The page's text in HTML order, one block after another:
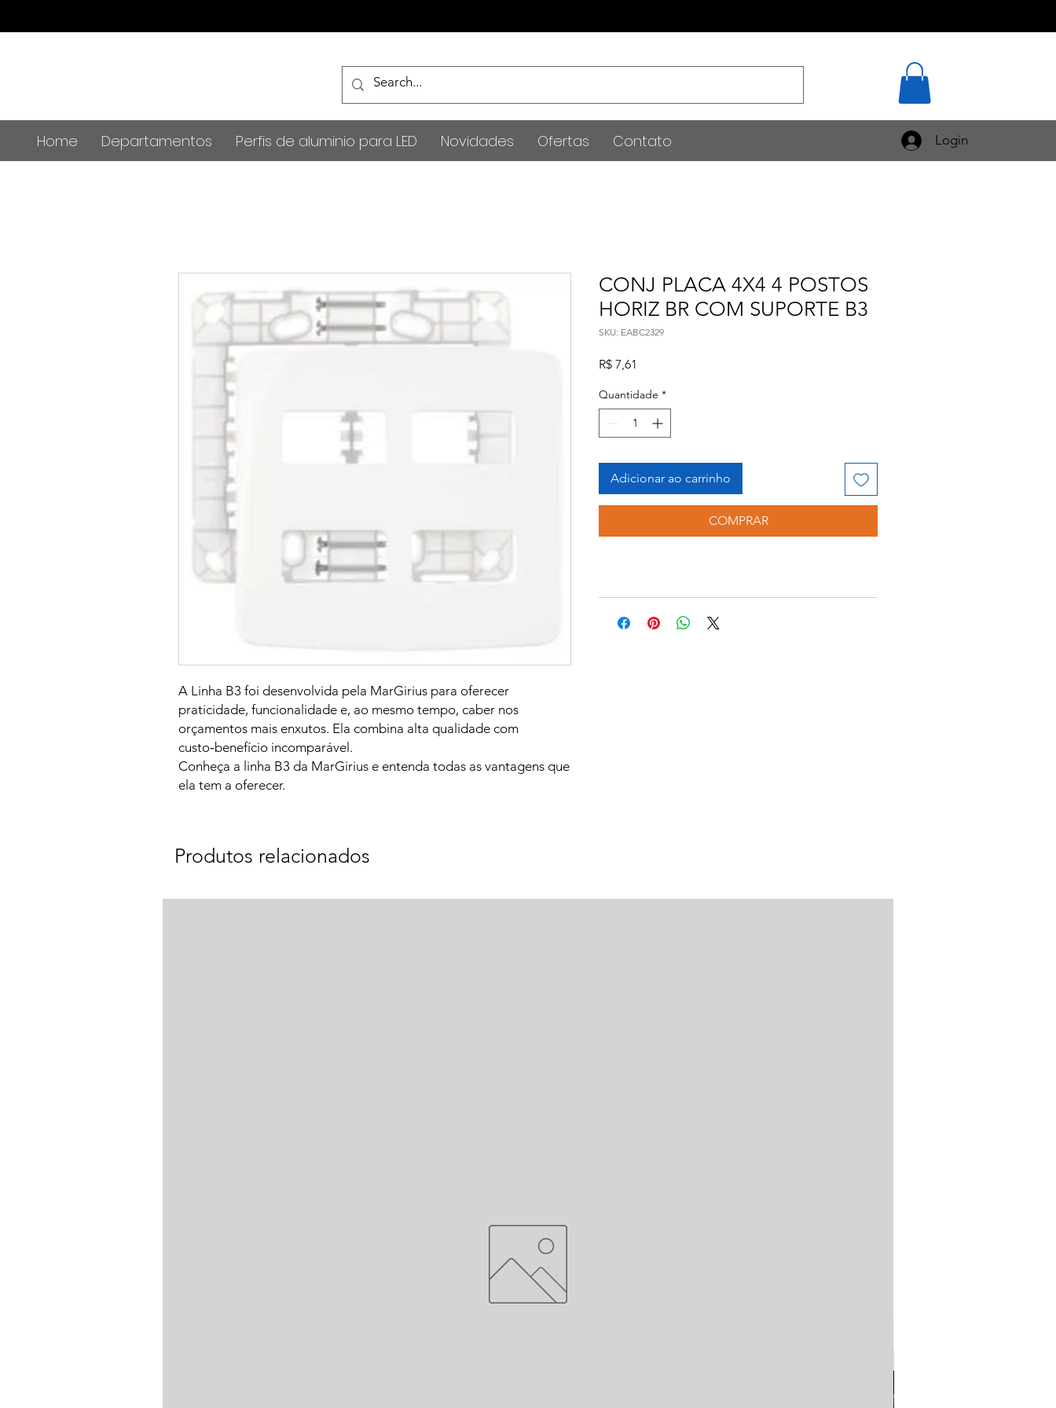
Home Departamentos Perfis de aluminio para LED Novidades Ofertas Contato Login
A Linha B3 foi desenvolvida pela MarGirius para oferecer
praticidade, funcionalidade e, ao mesmo tempo, caber nos
orçamentos mais enxutos. Ela combina alta qualidade com
custo‑benefício incomparável.
Conheça a linha B3 da MarGirius e entenda todas as vantagens que
ela tem a oferecer.
CONJ PLACA 4X4 4 POSTOS
HORIZ BR COM SUPORTE B3
SKU: EABC2329
R$ 7,61
Quantidade *
Adicionar ao carrinho
COMPRAR
Produtos relacionados